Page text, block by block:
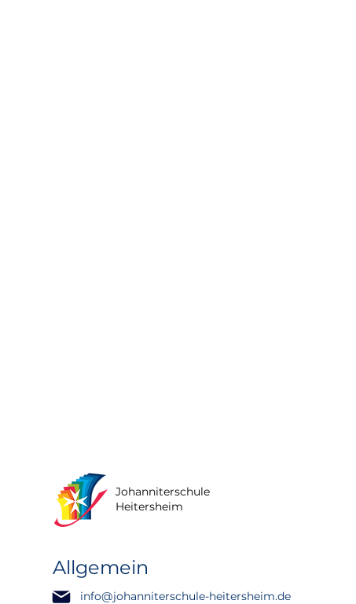
Johanniterschule
Heitersheim
Allgemein
info@johanniterschule-heitersheim.de